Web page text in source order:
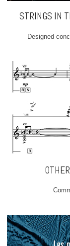
STRINGS IN
Designed